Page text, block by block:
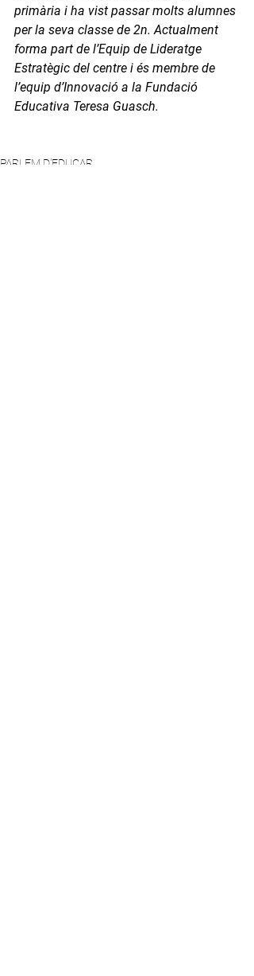
primària i ha vist passar molts alumnes
per la seva classe de 2n. Actualment
forma part de l’Equip de Lideratge
Estratègic del centre i és membre de
l’equip d’Innovació a la Fundació
Educativa Teresa Guasch.
PARLEM D'EDUCAR